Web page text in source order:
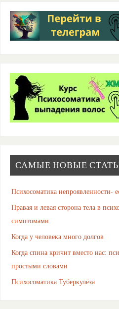
САМЫЕ НОВЫЕ
Психосоматика непроявленности-
Правая и левая сторона тела в
симптомами
Когда у человека много долгов
Когда спина кричит вместо нас:
простыми словами
Психосоматика Туберкулёза